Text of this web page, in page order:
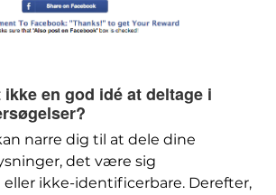
en god idé at deltage i
narre dig til at dele dine
det være sig
ikke-identificerbare. Derefter,